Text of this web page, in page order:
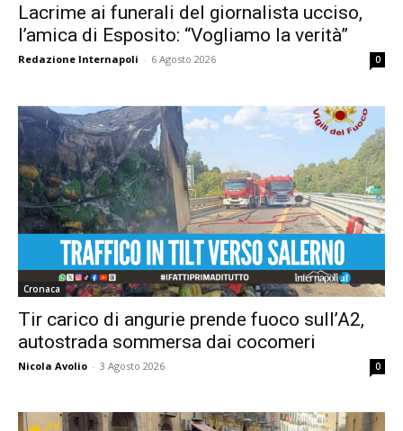
Lacrime ai funerali del giornalista ucciso,
l’amica di Esposito: “Vogliamo la verità”
Redazione Internapoli - 6 Agosto 2026 0
Cronaca
Tir carico di angurie prende fuoco sull’A2,
autostrada sommersa dai cocomeri
Nicola Avolio - 3 Agosto 2026 0